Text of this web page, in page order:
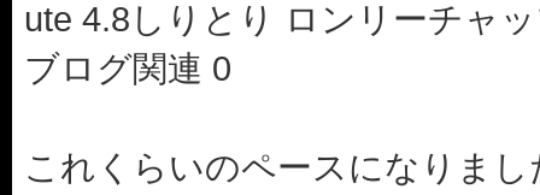
ute 4.8しりとり ロンリーチャ
ブログ関連 0
これくらいのペースになりまし